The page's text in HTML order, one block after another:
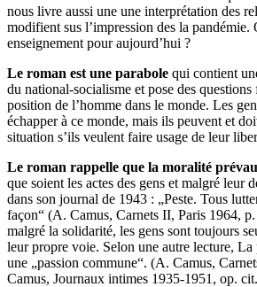
nous livre aussi une une interprétation des
modifient sus l’impression des la pandémie.
enseignement pour aujourd’hui ?
Le roman est une parabole qui contient
du national-socialisme et pose des questions
position de l’homme dans le monde. Les
échapper à ce monde, mais ils peuvent et
situation s’ils veulent faire usage de leur
Le roman rappelle que la moralité
que soient les actes des gens et malgré leur
dans son journal de 1943 : „Peste. Tous
façon“ (A. Camus, Carnets II, Paris 1964,
malgré la solidarité, les gens sont toujours
leur propre voie. Selon une autre lecture, La
une „passion commune“. (A. Camus,
Camus, Journaux intimes 1935-1951, op.